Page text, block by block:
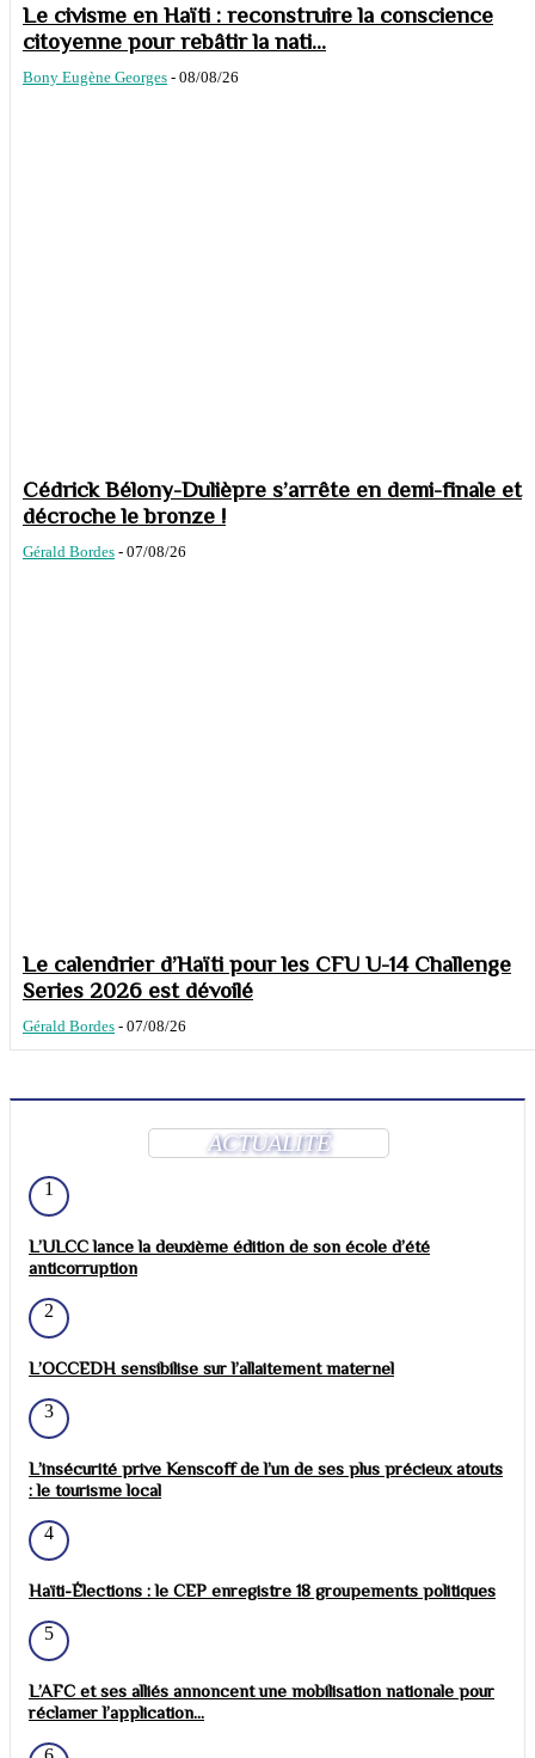
Le civisme en Haïti : reconstruire la conscience
citoyenne pour rebâtir la nati...
Bony Eugène Georges - 08/08/26
Cédrick Bélony-Dulièpre s’arrête en demi-finale et
décroche le bronze !
Gérald Bordes - 07/08/26
Le calendrier d’Haïti pour les CFU U-14 Challenge
Series 2026 est dévoilé
Gérald Bordes - 07/08/26
ACTUALITÉ
1
L’ULCC lance la deuxième édition de son école d’été
anticorruption
2
L’OCCEDH sensibilise sur l’allaitement maternel
3
L’insécurité prive Kenscoff de l’un de ses plus précieux atouts
: le tourisme local
4
Haïti-Élections : le CEP enregistre 18 groupements politiques
5
L’AFC et ses alliés annoncent une mobilisation nationale pour
réclamer l’application...